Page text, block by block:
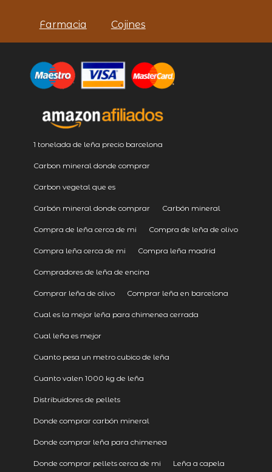
Farmacia Cojines
1 tonelada de leña precio barcelona
Carbon mineral donde comprar
Carbon vegetal que es
Carbón mineral donde comprar Carbón mineral
Compra de leña cerca de mi Compra de leña de olivo
Compra leña cerca de mi Compra leña madrid
Compradores de leña de encina
Comprar leña de olivo Comprar leña en barcelona
Cual es la mejor leña para chimenea cerrada
Cual leña es mejor
Cuanto pesa un metro cubico de leña
Cuanto valen 1000 kg de leña
Distribuidores de pellets
Donde comprar carbón mineral
Donde comprar leña para chimenea
Donde comprar pellets cerca de mi Leña a capela